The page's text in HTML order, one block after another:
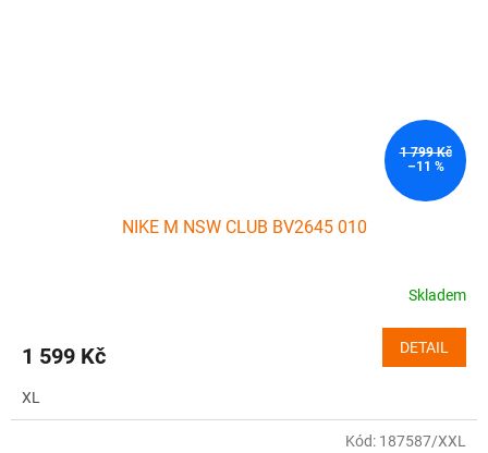
1 799 Kč
–11 %
NIKE M NSW CLUB BV2645 010
Skladem
1 599 Kč DETAIL
XL
Kód: 187587/XXL